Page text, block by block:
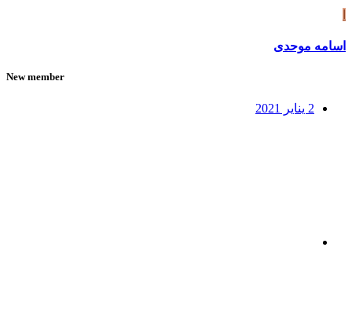
اسامه موحدی
New member
2 يناير 2021